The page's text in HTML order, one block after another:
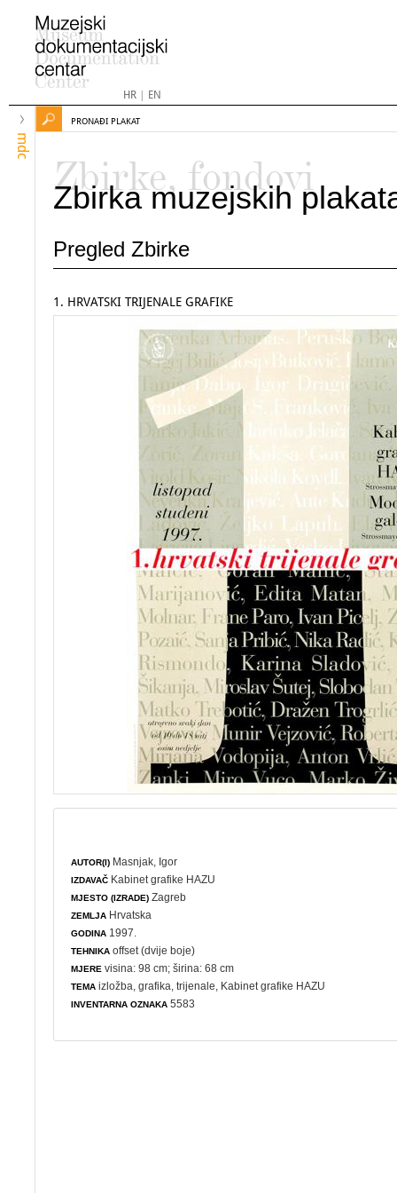
HR| EN
mdc
PRONAĐI PLAKAT
Zbirke, fondovi
Zbirka muzejskih
Pregled Zbirke
1. HRVATSKI TRIJENALE GRAFIKE
AUTOR(I) Masnjak, Igor
IZDAVAČ Kabinet grafike HAZU
MJESTO (IZRADE) Zagreb
ZEMLJA Hrvatska
GODINA 1997.
TEHNIKA offset (dvije boje)
MJERE visina: 98 cm; širina: 68 cm
TEMA izložba ,grafika ,trijenale , Kabinet grafike HAZU
INVENTARNA OZNAKA 5583